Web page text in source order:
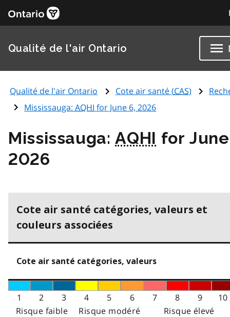
Qualité de l'air Ontario
Qualité de l'air Ontario Cote air santé (CAS)
Mississauga:AQHI for June 6, 2026
Mississauga:AQHI for
2026
Cote air santé catégories, valeurs et
couleurs associées
Cote air santé catégories, valeurs
1 2 3 4 5 6 7 8 9
10
Risque faible
Risque modéré
Risque élevé